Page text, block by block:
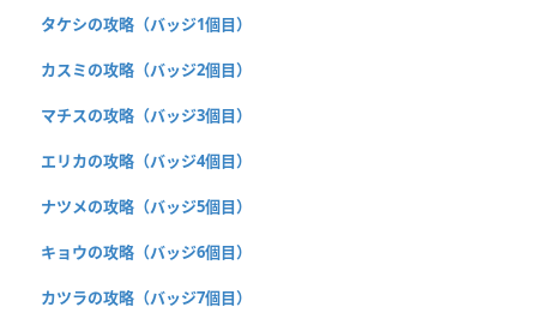
タケシの攻略（バッジ1個目）
カスミの攻略（バッジ2個目）
マチスの攻略（バッジ3個目）
エリカの攻略（バッジ4個目）
ナツメの攻略（バッジ5個目）
キョウの攻略（バッジ6個目）
カツラの攻略（バッジ7個目）